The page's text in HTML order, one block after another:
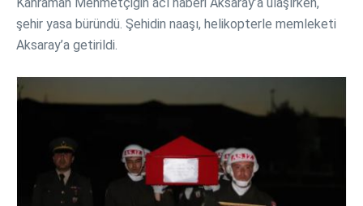
şehir yasa büründü. Şehidin naaşı, helikopterle memleketi
Aksaray’a getirildi.